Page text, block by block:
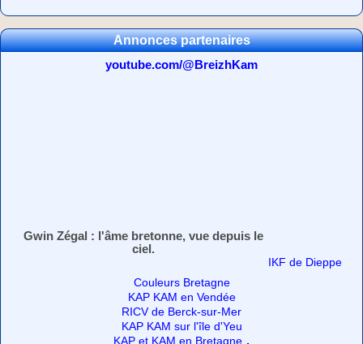
Annonces partenaires
youtube.com/@BreizhKam
Gwin Zégal : l'âme bretonne, vue depuis le
ciel.
IKF de Dieppe
Couleurs Bretagne
KAP KAM en Vendée
RICV de Berck-sur-Mer
KAP KAM sur l'île d'Yeu
KAP et KAM en Bretagne .